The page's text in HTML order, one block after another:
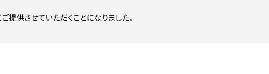
提供させていただくことになりました。